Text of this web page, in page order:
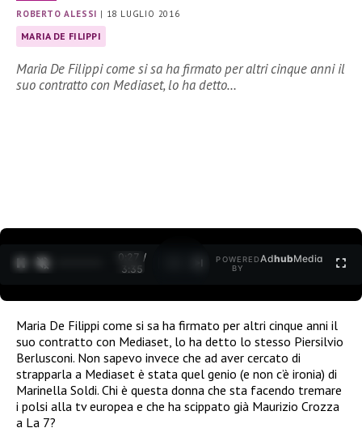
ROBERTO ALESSI | 18 LUGLIO 2016
MARIA DE FILIPPI
Maria De Filippi come si sa ha firmato per altri cinque anni il
suo contratto con Mediaset, lo ha detto…
0:27 /
3:35
POWERED
BY
AdhubMedia
Maria De Filippi come si sa ha firmato per altri cinque anni il
suo contratto con Mediaset, lo ha detto lo stesso Piersilvio
Berlusconi. Non sapevo invece che ad aver cercato di
strapparla a Mediaset è stata quel genio (e non c’è ironia) di
Marinella Soldi. Chi è questa donna che sta facendo tremare
i polsi alla tv europea e che ha scippato già Maurizio Crozza
a La 7?